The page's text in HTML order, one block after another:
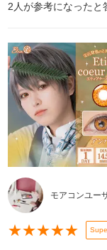
2 人が参考になったと
モアコンユー
★★★★★